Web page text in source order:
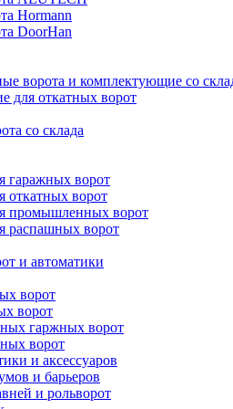
Hormann
DoorHan
ворота и комплектующие со
для откатных ворот
со склада
гаражных ворот
откатных ворот
промышленных ворот
распашных ворот
и автоматики
ворот
ворот
гаржных ворот
ворот
и аксессуаров
и барьеров
и рольворот